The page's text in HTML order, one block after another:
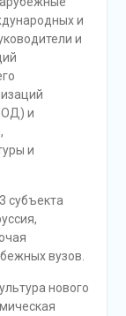
и
и
и
и
субъекта
вузов.
нового